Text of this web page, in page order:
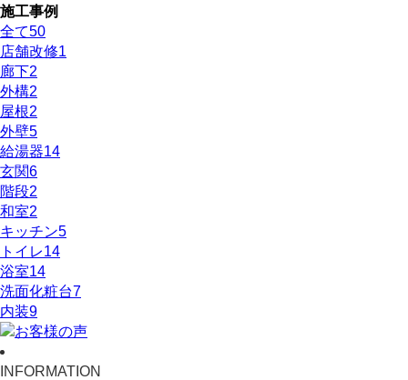
施工事例
全て50
店舗改修1
廊下2
外構2
屋根2
外壁5
給湯器14
玄関6
階段2
和室2
キッチン5
トイレ14
浴室14
洗面化粧台7
内装9
INFORMATION